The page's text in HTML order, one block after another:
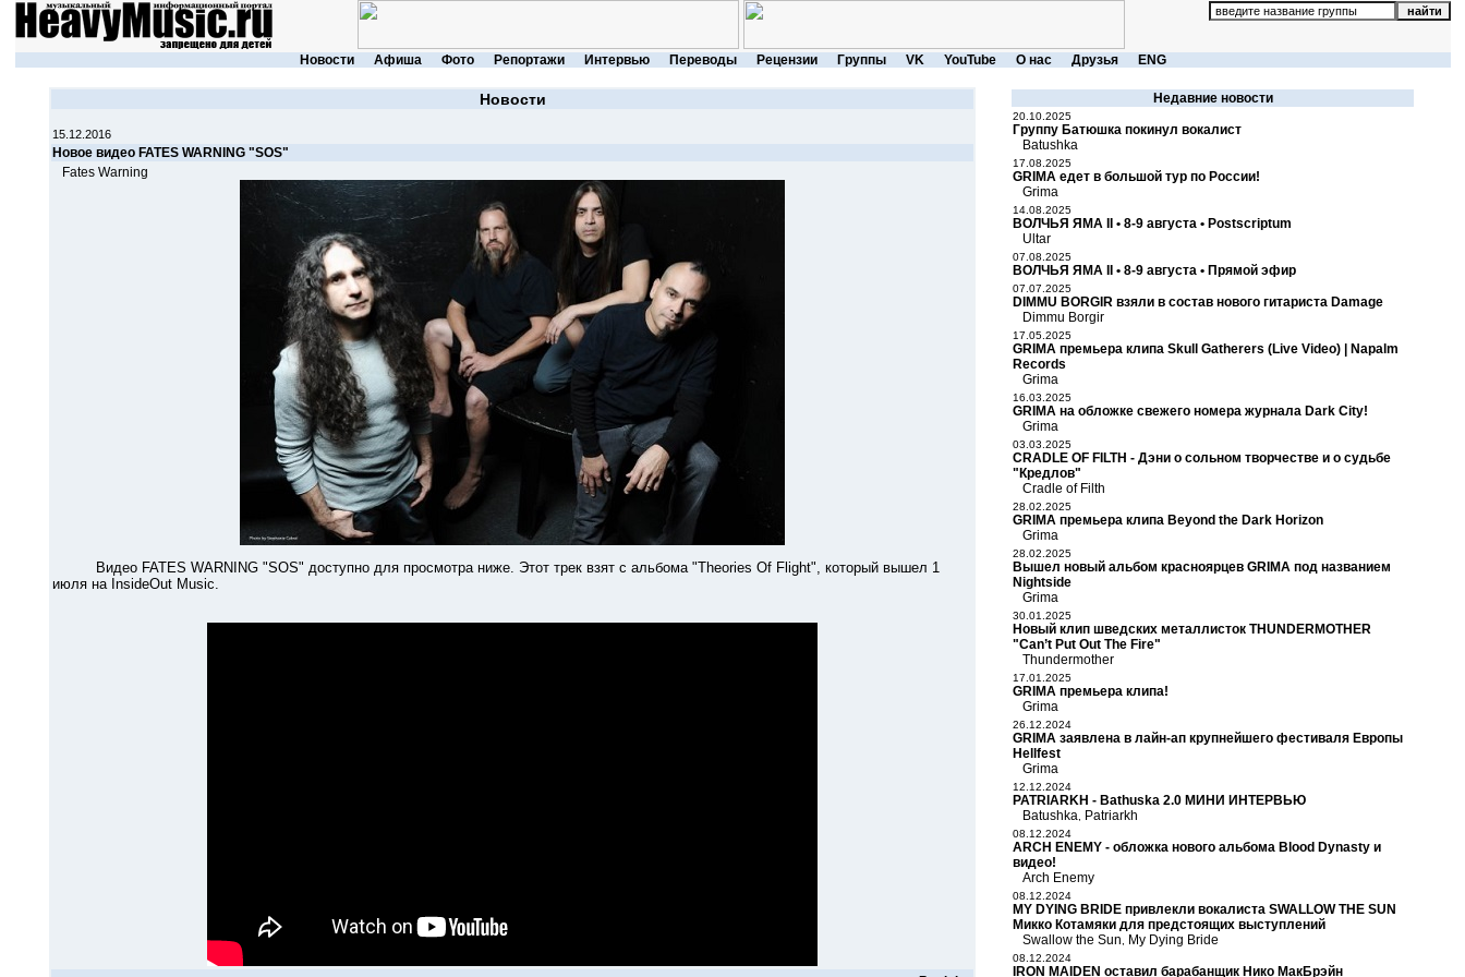
Новости Афиша Фото Репортажи Интервью Переводы Рецензии Группы VK YouTube О нас Друзья ENG
Новости
15.12.2016
Новое видео FATES WARNING "SOS"
Fates Warning
Видео FATES WARNING "SOS" доступно для просмотра ниже. Этот трек взят с альбома "Theories Of Flight", который вышел 1
июля на InsideOut Music.
Недавние новости
20.10.2025
Группу Батюшка покинул вокалист
Batushka
17.08.2025
GRIMA едет в большой тур по России!
Grima
14.08.2025
ВОЛЧЬЯ ЯМА II • 8-9 августа • Postscriptum
Ultar
07.08.2025
ВОЛЧЬЯ ЯМА II • 8-9 августа • Прямой эфир
07.07.2025
DIMMU BORGIR взяли в состав нового гитариста Damage
Dimmu Borgir
17.05.2025
GRIMA премьера клипа Skull Gatherers (Live Video) | Napalm
Records
Grima
16.03.2025
GRIMA на обложке свежего номера журнала Dark City!
Grima
03.03.2025
CRADLE OF FILTH - Дэни о сольном творчестве и о судьбе
"Кредлов"
Cradle of Filth
28.02.2025
GRIMA премьера клипа Beyond the Dark Horizon
Grima
28.02.2025
Вышел новый альбом красноярцев GRIMA под названием
Nightside
Grima
30.01.2025
Новый клип шведских металлисток THUNDERMOTHER
"Can’t Put Out The Fire"
Thundermother
17.01.2025
GRIMA премьера клипа!
Grima
26.12.2024
GRIMA заявлена в лайн-ап крупнейшего фестиваля Европы
Hellfest
Grima
12.12.2024
PATRIARKH - Bathuska 2.0 МИНИ ИНТЕРВЬЮ
Batushka Patriarkh
08.12.2024
ARCH ENEMY - обложка нового альбома Blood Dynasty и
видео!
Arch Enemy
08.12.2024
MY DYING BRIDE привлекли вокалиста SWALLOW THE SUN
Микко Котамяки для предстоящих выступлений
Swallow the Sun
My Dying Bride
08.12.2024
IRON MAIDEN оставил барабанщик Нико МакБрэйн